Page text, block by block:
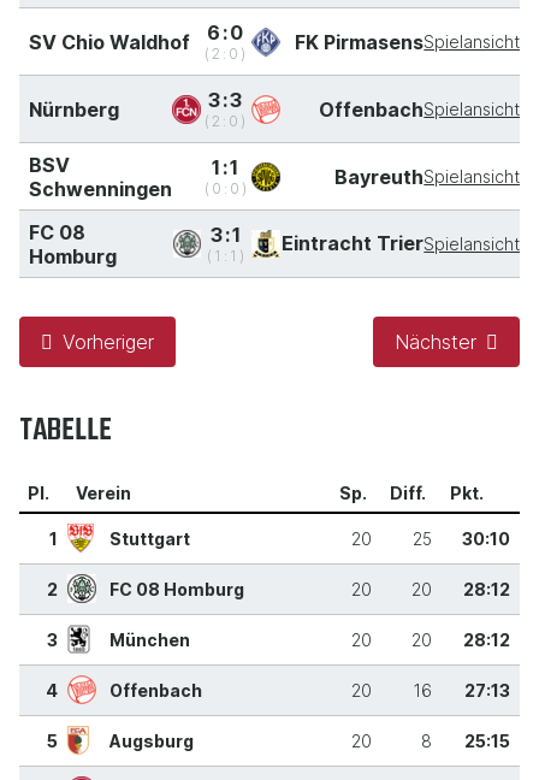
SV Chio Waldhof 6:0
(2:0) FK PirmasensSpielansicht
Nürnberg 3:3
(2:0) OffenbachSpielansicht
BSV
Schwenningen
1:1
(0:0) BayreuthSpielansicht
FC 08
Homburg
3:1
(1:1)
Eintracht TrierSpielansicht
Vorheriger Nächster
TABELLE
Pl. Verein Sp. Diff. Pkt.
1 Stuttgart 20 25 30:10
2 FC 08 Homburg 20 20 28:12
3 München 20 20 28:12
4 Offenbach 20 16 27:13
5 Augsburg 20 8 25:15